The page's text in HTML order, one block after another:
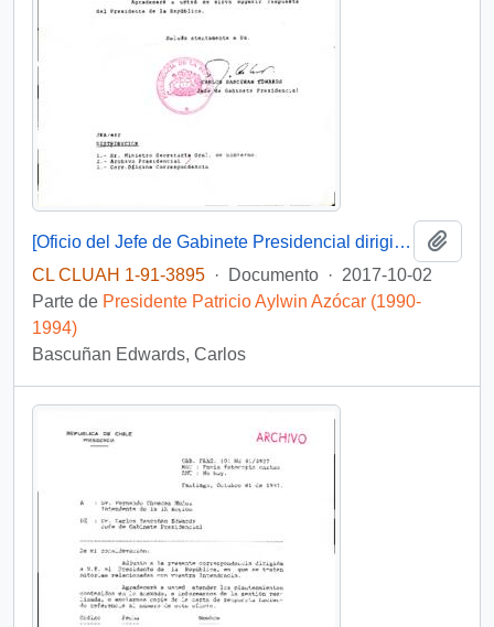
[Oficio del Jefe de Gabinete Presidencial dirigido al Ministro Secretario General de Gobierno]
CL CLUAH 1-91-3895 · Documento · 2017-10-02
Parte de Presidente Patricio Aylwin Azócar (1990-
1994)
Bascuñan Edwards, Carlos